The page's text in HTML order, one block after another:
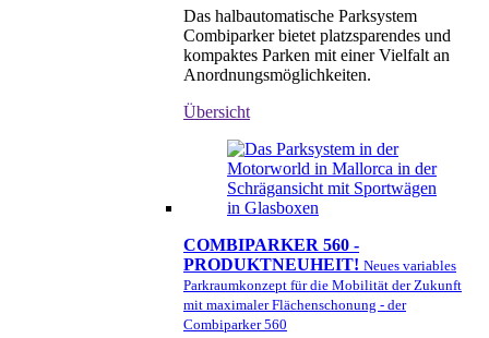
Das halbautomatische Parksystem
Combiparker bietet platzsparendes und
kompaktes Parken mit einer Vielfalt an
Anordnungsmöglichkeiten.
Übersicht
COMBIPARKER 560 -
PRODUKTNEUHEIT! Neues variables
Parkraumkonzept für die Mobilität der Zukunft
mit maximaler Flächenschonung - der
Combiparker 560